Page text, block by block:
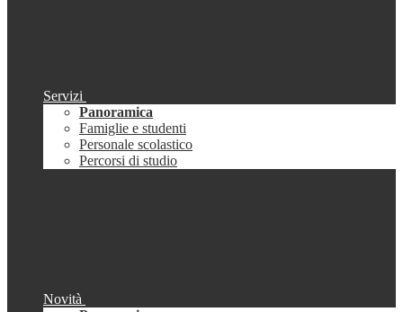
Servizi
Panoramica
Famiglie e studenti
Personale scolastico
Percorsi di studio
Novità